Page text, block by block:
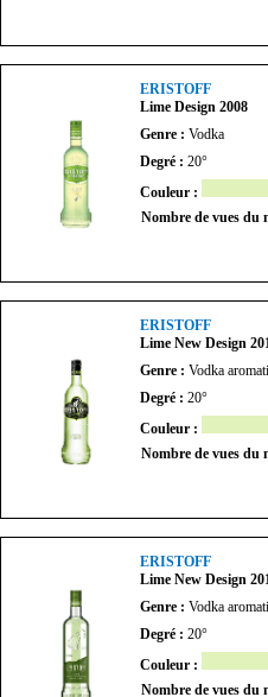
ERISTOFF
Lime Design 2008
Genre : Vodka
Degré : 20°
Couleur :
Nombre de vues du
ERISTOFF
Lime New Design
Genre : Vodka
Degré : 20°
Couleur :
Nombre de vues du
ERISTOFF
Lime New Design
Genre : Vodka
Degré : 20°
Couleur :
Nombre de vues du